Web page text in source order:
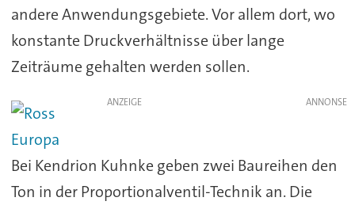
andere Anwendungsgebiete. Vor allem dort, wo
konstante Druckverhältnisse über lange
Zeiträume gehalten werden sollen.
ANZEIGE
Bei Kendrion Kuhnke geben zwei Baureihen den
Ton in der Proportionalventil-Technik an. Die